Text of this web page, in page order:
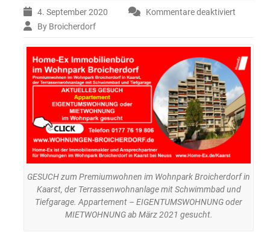
4. September 2020 Kommentare deaktiviert
im
in
Kaarst,
der
und
By Broicherdorf
GESUCH zum Premiumwohnen im Wohnpark Broicherdorf in
Kaarst, der Terrassenwohnanlage mit Schwimmbad und
Tiefgarage. Appartement – EIGENTUMSWOHNUNG oder
MIETWOHNUNG ab März 2021 gesucht.